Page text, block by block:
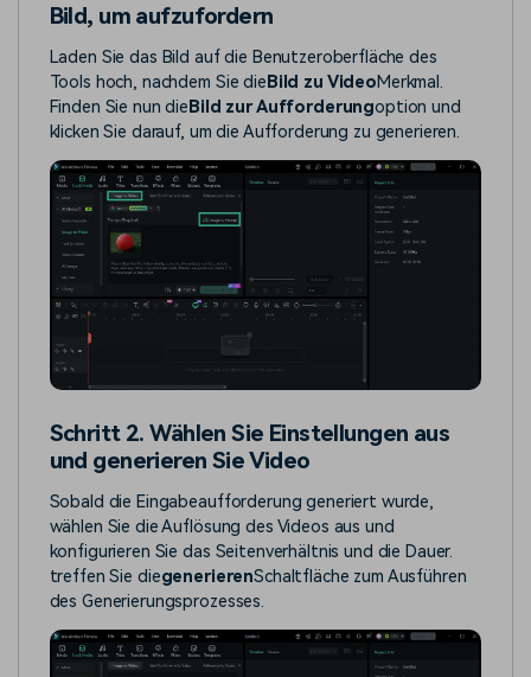
Bild, um aufzufordern
Laden Sie das Bild auf die Benutzeroberfläche des
Tools hoch, nachdem Sie die Bild zu VideoMerkmal.
Finden Sie nun die Bild zur Aufforderungoption und
klicken Sie darauf, um die Aufforderung zu generieren.
Schritt 2. Wählen Sie Einstellungen aus
und generieren Sie Video
Sobald die Eingabeaufforderung generiert wurde,
wählen Sie die Auflösung des Videos aus und
konfigurieren Sie das Seitenverhältnis und die Dauer.
treffen Sie diegenerierenSchaltfläche zum Ausführen
des Generierungsprozesses.